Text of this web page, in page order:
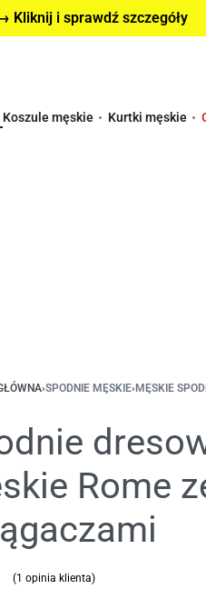
Kliknij i sprawdź szczegóły
Koszule męskie Kurtki męskie
›SPODNIE MĘSKIE› MĘSKIE
Rome
(1 opinia klienta)